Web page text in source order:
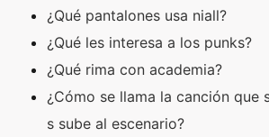
¿Qué pantalones usa niall?
¿Qué les interesa a los punks?
¿Qué rima con academia?
¿Cómo se llama la canción que
s sube al escenario?